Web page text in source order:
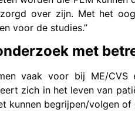
over zijn. Met het
voor de studies.”
met
vaak voor bij ME/
zich in het leven van
kunnen begrijpen/volgen